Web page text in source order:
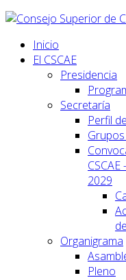
Inicio
El CSCAE
Presidencia
Secretaría
Perfil
2029
Organigrama
Pleno